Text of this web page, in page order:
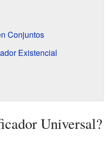
Conjuntos
Existencial
Universal?